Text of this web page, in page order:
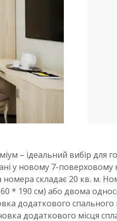
– ідеальний вибір для
у новому 7-поверховому
складає 20 кв. м.
* 190 см) або двома
додаткового спального
додаткового місця